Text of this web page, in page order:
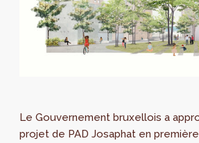
Le Gouvernement bruxellois a
projet de PAD Josaphat en